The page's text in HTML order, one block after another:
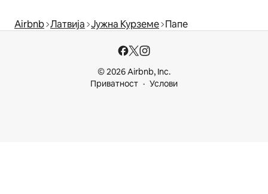
Airbnb Латвија Јужна Курземе Папе
© 2026 Airbnb, Inc.
Приватност
Услови